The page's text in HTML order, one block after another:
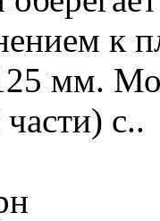
к
мм.
с..